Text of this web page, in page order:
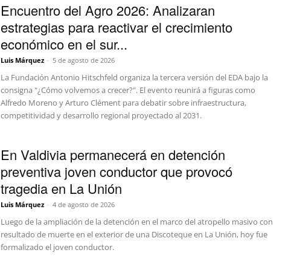
Encuentro del Agro 2026: Analizaran
estrategias para reactivar el crecimiento
económico en el sur...
Luis Márquez - 5 de agosto de 2026
La Fundación Antonio Hitschfeld organiza la tercera versión del EDA bajo la
consigna "¿Cómo volvemos a crecer?". El evento reunirá a figuras como
Alfredo Moreno y Arturo Clément para debatir sobre infraestructura,
competitividad y desarrollo regional proyectado al 2031.
En Valdivia permanecerá en detención
preventiva joven conductor que provocó
tragedia en La Unión
Luis Márquez - 4 de agosto de 2026
Luego de la ampliación de la detención en el marco del atropello masivo con
resultado de muerte en el exterior de una Discoteque en La Unión, hoy fue
formalizado el joven conductor.